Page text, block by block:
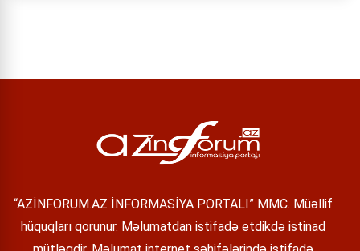
“AZİNFORUM.AZ İNFORMASİYA PORTALI” MMC. Müəllif
hüquqları qorunur. Məlumatdan istifadə etdikdə istinad